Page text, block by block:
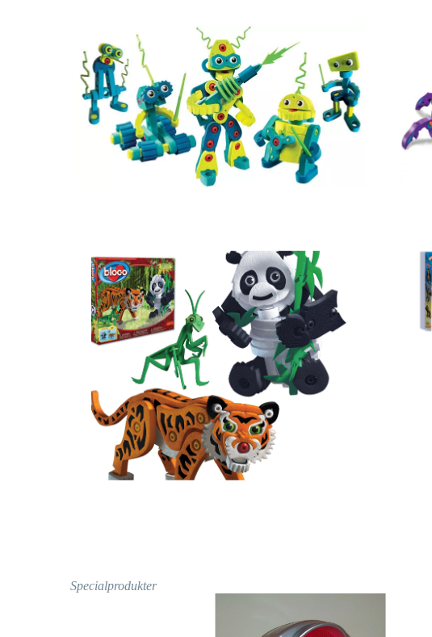
Specialprodukter